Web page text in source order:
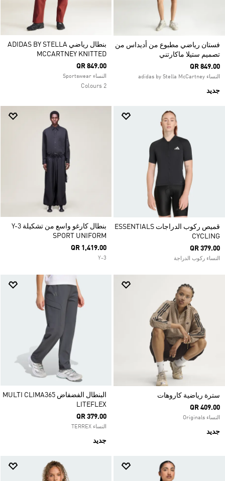
فستان رياضي مطبوع من أديداس من
تصميم ستيلا ماكارتني
QR 849.00
النساء adidas by Stella McCartney
جديد
بنطال رياضي ADIDAS BY STELLA
MCCARTNEY KNITTED
QR 849.00
النساء Sportswear
2 Colours
قميص ركوب الدراجات ESSENTIALS
CYCLING
QR 379.00
النساء ركوب الدراجة
بنطال كارغو واسع من تشكيلة Y-3
SPORT UNIFORM
QR 1,419.00
Y-3
سترة رياضية كاروهات
QR 409.00
النساء Originals
جديد
البنطال الفضفاض MULTI CLIMA365
LITEFLEX
QR 379.00
النساء TERREX
جديد